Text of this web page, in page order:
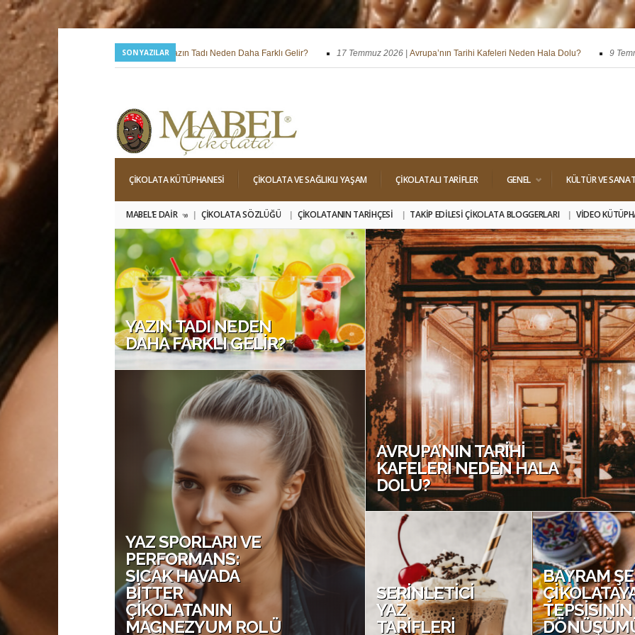
SON YAZILAR
24 Temmuz 2026 |Yazın Tadı Neden Daha Farklı Gelir? 17 Temmuz 2026 | Avrupa’nın Tarihi Kafeleri Neden Hala Dolu? 9 Temmuz
6 Mayıs 2026 |Hıdırellez; Dilek, Niyet ve Baharı Karşılama Hissi 29 Nisan 2026 |Dört Klasik Dolgu: Pralin, Ganaj, Krokant ve Trüf
ÇIKOLATA KÜTÜPHANESI ÇIKOLATA VE SAĞLIKLI YAŞAM ÇIKOLATALI TARIFLER GENEL KÜLTÜR VE SANAT
MABEL’E DAIR » ÇIKOLATA SÖZLÜĞÜ ÇIKOLATANIN TARIHÇESI TAKIP EDILESI ÇIKOLATA BLOGGERLARI VIDEO
24 TEMMUZ 2026 • 112
YAZIN TADI NEDEN
DAHA FARKLI GELIR?
AVRUPA’NIN TARIHI
KAFELERI NEDEN HALA
DOLU?
25 HAZIRAN 2026 • 222
YAZ SPORLARI VE
PERFORMANS:
SICAK HAVADA
BITTER
ÇIKOLATANIN
MAGNEZYUM ROLÜ
11 HAZIRAN
SERINLETICI
YAZ
TARIFLERI
BAYRAM
TEPSISININ